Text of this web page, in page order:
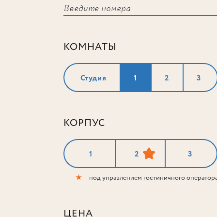
КОМНАТЫ
Студия 1 2 3
КОРПУС
1 2 3
★— под управлением гостиничного
ЦЕНА